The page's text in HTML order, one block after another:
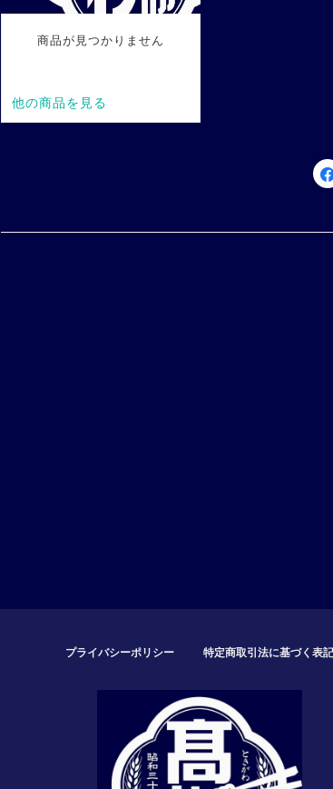
プライバシーポリシー 特定商取引法に基づく表記